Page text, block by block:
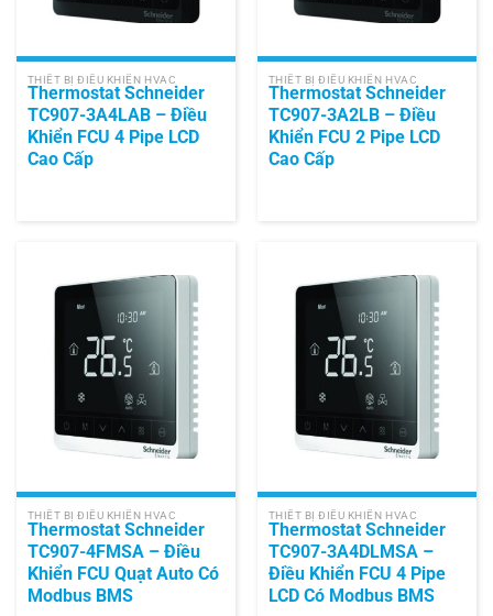
THIẾT BỊ ĐIỀU KHIỂN HVAC
Thermostat Schneider
TC907-3A4LAB – Điều
Khiển FCU 4 Pipe LCD
Cao Cấp
THIẾT BỊ ĐIỀU KHIỂN HVAC
Thermostat Schneider
TC907-3A2LB – Điều
Khiển FCU 2 Pipe LCD
Cao Cấp
THIẾT BỊ ĐIỀU KHIỂN HVAC
Thermostat Schneider
TC907-4FMSA – Điều
Khiển FCU Quạt Auto Có
Modbus BMS
THIẾT BỊ ĐIỀU KHIỂN HVAC
Thermostat Schneider
TC907-3A4DLMSA –
Điều Khiển FCU 4 Pipe
LCD Có Modbus BMS